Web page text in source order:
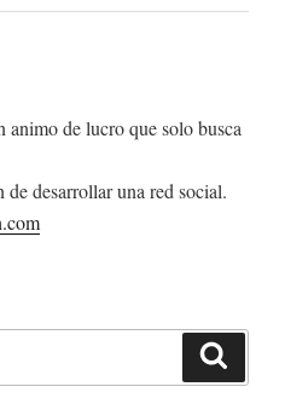
animo de lucro que solo busca
desarrollar una red social.